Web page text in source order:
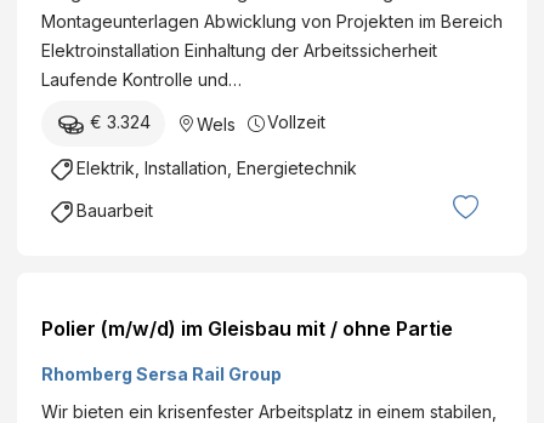
Montageunterlagen Abwicklung von Projekten im Bereich
Elektroinstallation Einhaltung der Arbeitssicherheit
Laufende Kontrolle und…
€ 3.324 Wels Vollzeit
Elektrik, Installation, Energietechnik
Bauarbeit
Polier (m/w/d) im Gleisbau mit / ohne Partie
Rhomberg Sersa Rail Group
Wir bieten ein krisenfester Arbeitsplatz in einem stabilen,